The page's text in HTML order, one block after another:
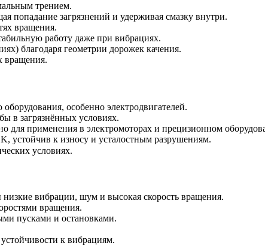
трением.
попадание загрязнений и удерживая смазку внутри.
вращения.
работу даже при вибрациях.
благодаря геометрии дорожек качения.
вращения.
особенно электродвигателей.
в загрязнённых условиях.
применения в электромоторах и прецизионном
устойчив к износу и усталостным разрушениям.
условиях.
вибрации, шум и высокая скорость вращения.
вращения.
пусками и остановками.
к вибрациям.